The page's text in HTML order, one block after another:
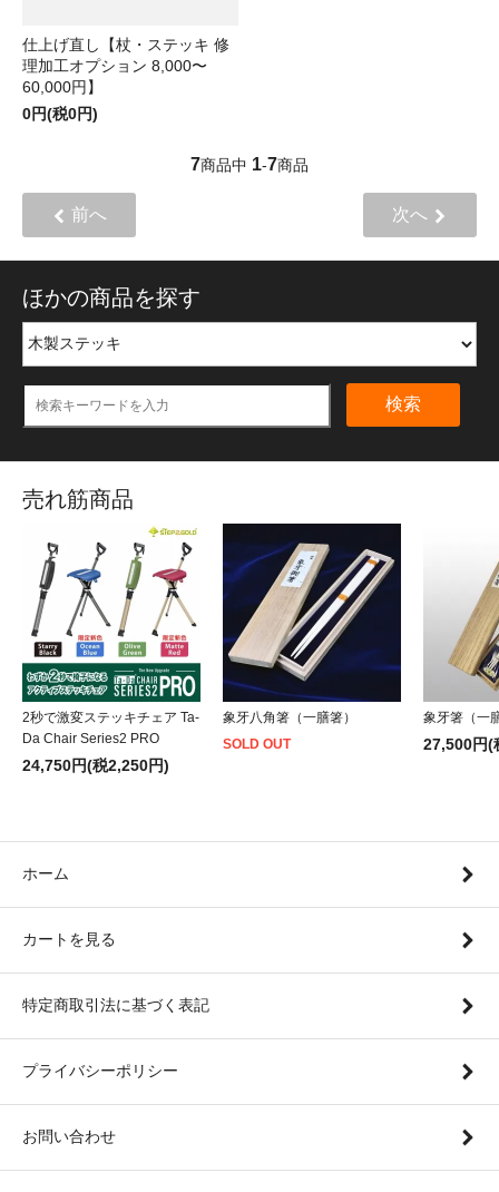
仕上げ直し【杖・ステッキ 修
理加工オプション 8,000〜
60,000円】
0円(税0円)
7商品中 1-7商品
前へ 次へ
ほかの商品を探す
検索
売れ筋商品
2秒で激変ステッキチェア Ta-
Da Chair Series2 PRO
24,750円(税2,250円)
象牙八角箸（一膳箸）
SOLD OUT
象牙箸（一
27,500円(
ホーム
カートを見る
特定商取引法に基づく表記
プライバシーポリシー
お問い合わせ